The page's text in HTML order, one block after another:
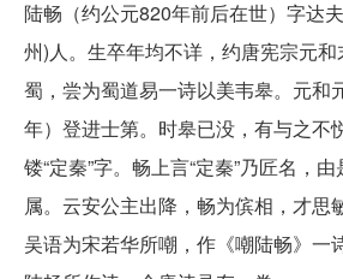
陆畅（约公元820年前后在世）字达
州)人。生卒年均不详，约唐宪宗元
蜀，尝为蜀道易一诗以美韦皋。元和
年）登进士第。时皋已没，有与之不
镂“定秦”字。畅上言“定秦”乃匠名，
属。云安公主出降，畅为傧相，才思
吴语为宋若华所嘲，作《嘲陆畅》一